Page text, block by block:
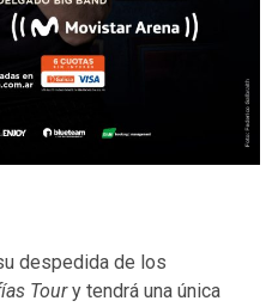
despedida de los
Toury tendrá una única